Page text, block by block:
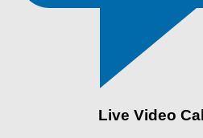
Live Video